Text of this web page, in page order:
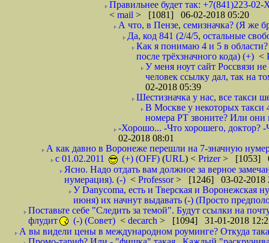
Правильнее будет так: +7(841)223-
< mail > [1081] 06-02-2018 05:20
А что, в Пензе, семизначка? (Я же
Да, код 841 (2/4/5, остальные
Как я понимаю 4 и 5 в
после трёхзначного кода) (+) <
У меня ноут сайт Россвязи
человек ссылку дал, так на
02-2018 05:39
Шестизначка у нас, все такси
В Москве у некоторых такси
номера РТ звоните? Или они
-Хорошо... -Что хорошего, доктор?
02-2018 08:01
А как давно в Воронеже перешли на 7-значную
с 01.02.2011
(+) (OFF) (URL) < Prizer> [1053]
Ясно. Надо отдать вам должное за верное
нумерация). (-) < Professor> [1246] 03-02-2018
У Danycoma, есть и Тверская и Воронежская
июня) их начнут выдавать (-) (Просто
Поставьте себе "Следить за темой". Будут ссылки на
флудит
(-) (Совет) < decarch > [1094] 31-01-2018
А вы видели цены в международном роуминге? Откуда